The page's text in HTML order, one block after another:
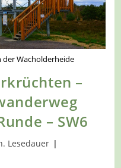
der Wacholderheide
–
– SW6
Lesedauer